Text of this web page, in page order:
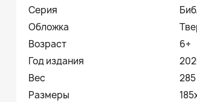
Серия
Обложка
Возраст
6+
Год издания
Вес
285
Размеры